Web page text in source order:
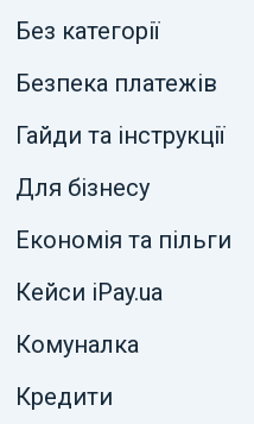
Без категорії
Безпека платежів
Гайди та інструкції
Для бізнесу
Економія та пільги
Кейси iPay.ua
Комуналка
Кредити